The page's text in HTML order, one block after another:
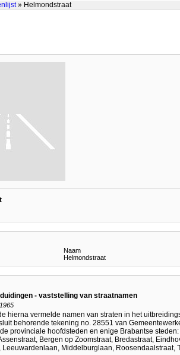
» Helmondstraat
Naam
Helmondstraat
- vaststelling van straatnamen
hierna vermelde namen van straten in het
behorende tekening no. 28551 van
provinciale hoofdsteden en enige Brabantse
Bergen op Zoomstraat, Bredastraat,
Leeuwardenlaan, Middelburglaan, Roosendaalstraat,